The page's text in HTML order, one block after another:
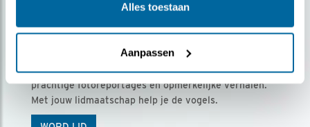
Alles toestaan
Aanpassen
Ontvang 5 x Vogels voor € 36,00 per jaar
Vogels is het tijdschrift voor onze leden, met
prachtige fotoreportages en opmerkelijke verhalen.
Met jouw lidmaatschap help je de vogels.